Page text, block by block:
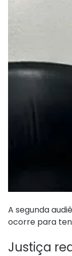
A segunda
ocorre para
Justiça